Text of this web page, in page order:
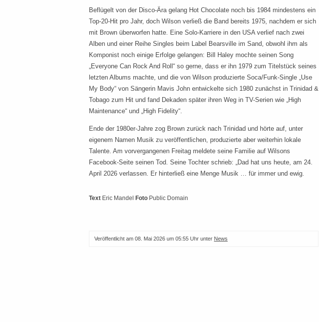
Beflügelt von der Disco-Ära gelang Hot Chocolate noch bis 1984 mindestens ein
Top-20-Hit pro Jahr, doch Wilson verließ die Band bereits 1975, nachdem er sich
mit Brown überworfen hatte. Eine Solo-Karriere in den USA verlief nach zwei
Alben und einer Reihe Singles beim Label Bearsville im Sand, obwohl ihm als
Komponist noch einige Erfolge gelangen: Bill Haley mochte seinen Song
„Everyone Can Rock And Roll“ so gerne, dass er ihn 1979 zum Titelstück seines
letzten Albums machte, und die von Wilson produzierte Soca/Funk-Single „Use
My Body“ von Sängerin Mavis John entwickelte sich 1980 zunächst in Trinidad &
Tobago zum Hit und fand Dekaden später ihren Weg in TV-Serien wie „High
Maintenance“ und „High Fidelity“.
Ende der 1980er-Jahre zog Brown zurück nach Trinidad und hörte auf, unter
eigenem Namen Musik zu veröffentlichen, produzierte aber weiterhin lokale
Talente. Am vorvergangenen Freitag meldete seine Familie auf Wilsons
Facebook-Seite seinen Tod. Seine Tochter schrieb: „Dad hat uns heute, am 24.
April 2026 verlassen. Er hinterließ eine Menge Musik … für immer und ewig.
Text Eric Mandel Foto Public Domain
Veröffentlicht am 08. Mai 2026 um 05:55 Uhr unter News